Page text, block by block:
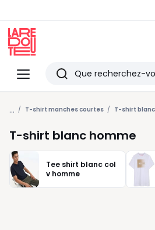
Menu
Redoute
Rechercher
Derniers
articles
vus
... T-shirt manches courtes T-shirt
T-shirt blanc homme
Tee shirt blanc col
v homme